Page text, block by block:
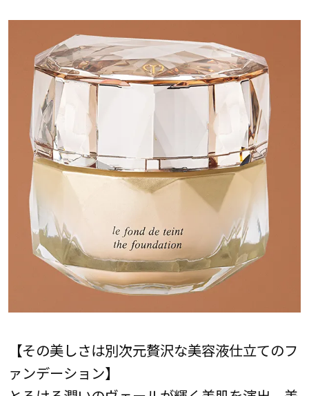
【その美しさは別次元贅沢な美容液仕立てのフ
ァンデーション】